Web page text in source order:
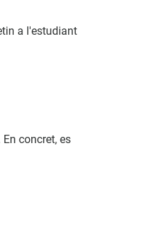
a l'estudiant
concret, es